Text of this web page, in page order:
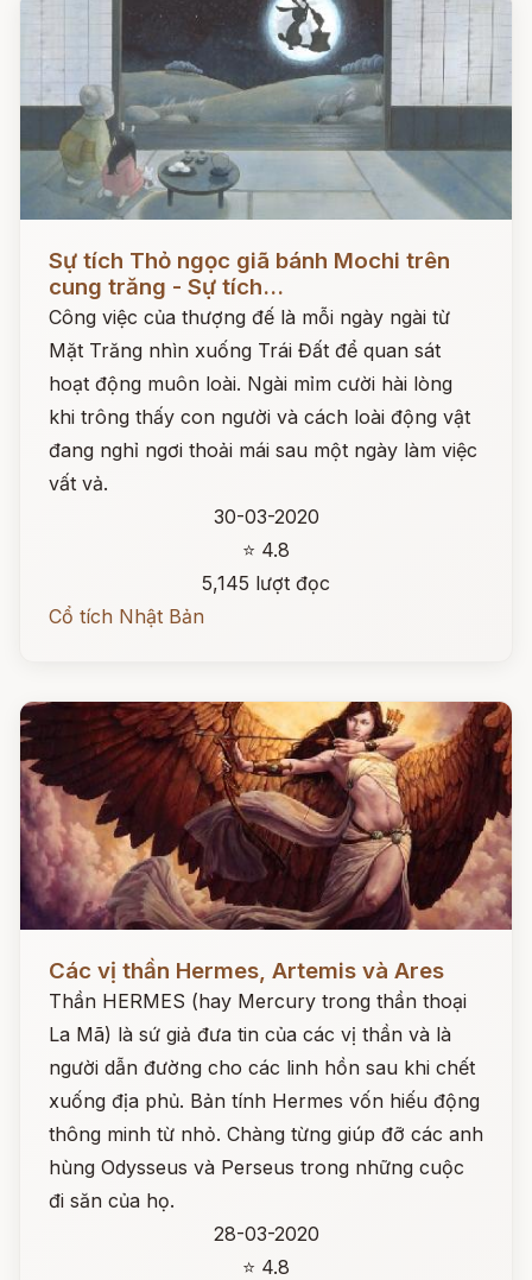
Sự tích Thỏ ngọc giã bánh Mochi trên
cung trăng - Sự tích...
Công việc của thượng đế là mỗi ngày ngài từ
Mặt Trăng nhìn xuống Trái Đất để quan sát
hoạt động muôn loài. Ngài mỉm cười hài lòng
khi trông thấy con người và cách loài động vật
đang nghỉ ngơi thoải mái sau một ngày làm việc
vất vả.
30-03-2020
⭐ 4.8
5,145 lượt đọc
Cổ tích Nhật Bản
Các vị thần Hermes, Artemis và Ares
Thần HERMES (hay Mercury trong thần thoại
La Mã) là sứ giả đưa tin của các vị thần và là
người dẫn đường cho các linh hồn sau khi chết
xuống địa phủ. Bản tính Hermes vốn hiếu động
thông minh từ nhỏ. Chàng từng giúp đỡ các anh
hùng Odysseus và Perseus trong những cuộc
đi săn của họ.
28-03-2020
⭐ 4.8